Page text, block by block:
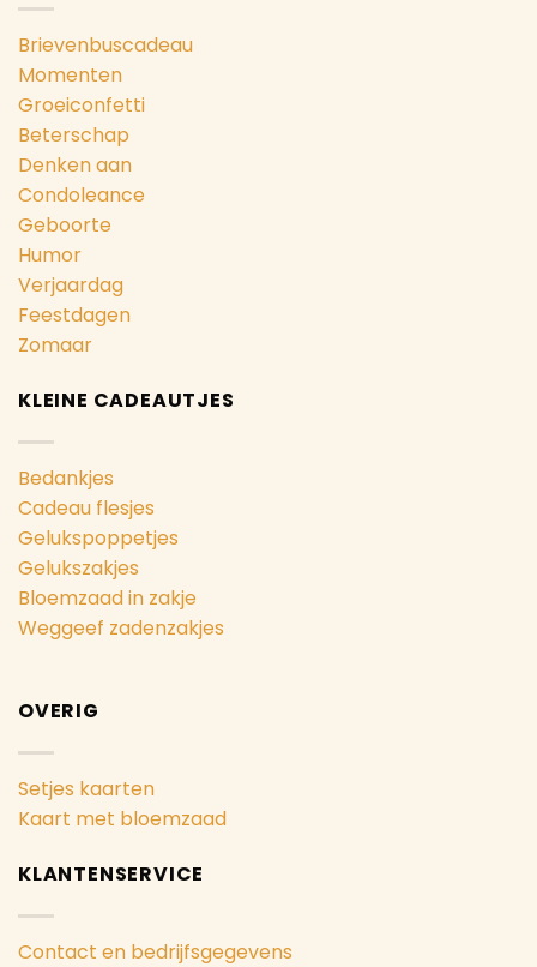
Brievenbuscadeau
Momenten
Groeiconfetti
Beterschap
Denken aan
Condoleance
Geboorte
Humor
Verjaardag
Feestdagen
Zomaar
KLEINE CADEAUTJES
Bedankjes
Cadeau flesjes
Gelukspoppetjes
Gelukszakjes
Bloemzaad in zakje
Weggeef zadenzakjes
OVERIG
Setjes kaarten
Kaart met bloemzaad
KLANTENSERVICE
Contact en bedrijfsgegevens